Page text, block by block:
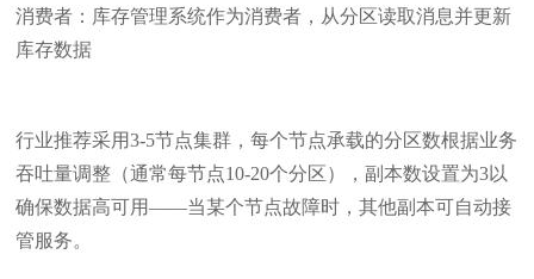
消费者：库存管理系统作为消费者，从分区读取消息并更新
库存数据
行业推荐采用3-5节点集群，每个节点承载的分区数根据业务
吞吐量调整（通常每节点10-20个分区），副本数设置为3以
确保数据高可用——当某个节点故障时，其他副本可自动接
管服务。